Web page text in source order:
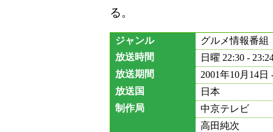
る。
ジャンル
グルメ情報番組
放送時間
日曜 22:30 -
放送期間
2001年10月14
放送国
日本
制作局
中京テレビ
高田純次